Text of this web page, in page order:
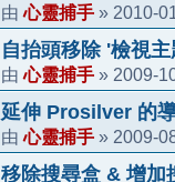
由心靈捕手 » 2010-
自抬頭移除 '檢視
由心靈捕手 » 2009-
延伸 Prosilver 的
由心靈捕手 » 2009-
移除搜尋盒 & 增加